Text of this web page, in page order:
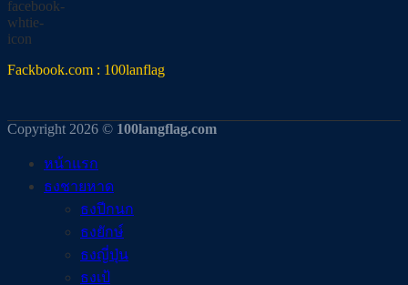
Fackbook.com : 100lanflag
Copyright 2026 © 100langflag.com
หน้าแรก
ธงชายหาด
ธงปีกนก
ธงยักษ์
ธงญี่ปุ่น
ธงเป้